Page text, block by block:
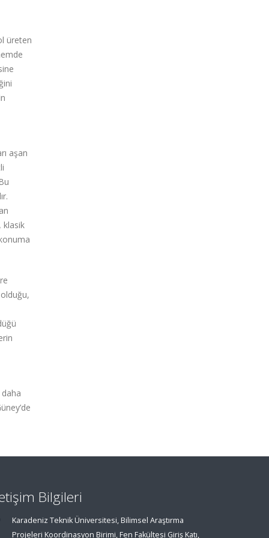
üreten
aşan
klasik
Bilgileri
Karadeniz Teknik Üniversitesi, Bilimsel Araştırma
Projeleri Koordinasyon Birimi, Fen Fakültesi Giriş Katı,